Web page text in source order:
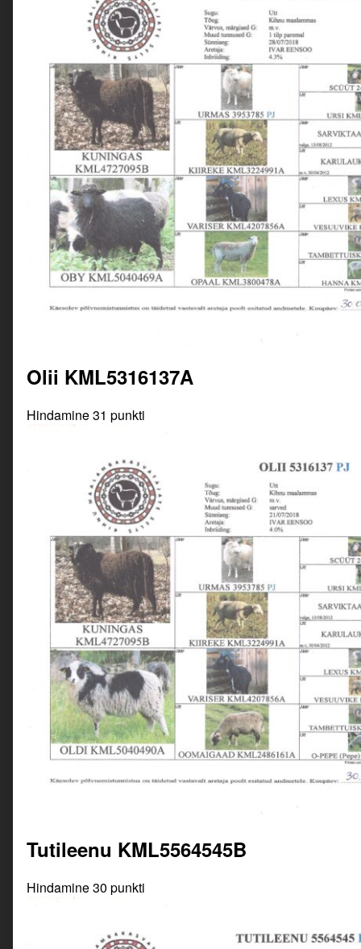
Olii KML5316137A
Hindamine 31 punkti
Tutileenu KML5564545B
Hindamine 30 punkti